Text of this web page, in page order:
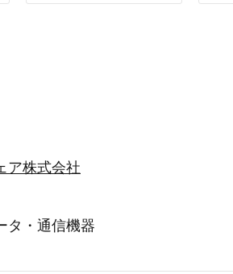
ア株式会社
タ・通信機器